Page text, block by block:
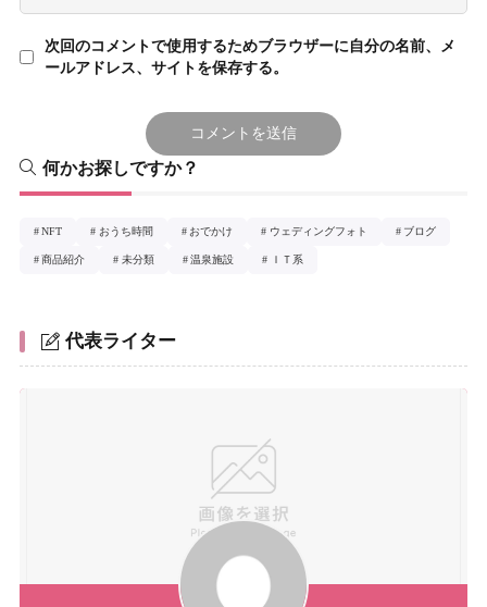
次回のコメントで使用するためブラウザーに自分の名前、メ
ールアドレス、サイトを保存する。
何かお探しですか？
NFT おうち時間 おでかけ ウェディングフォト ブログ
商品紹介 未分類 温泉施設 ＩＴ系
代表ライター